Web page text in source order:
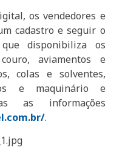
os vendedores e
cadastro e seguir o
disponibiliza os
aviamentos e
colas e solventes,
e maquinário e
as informações
.